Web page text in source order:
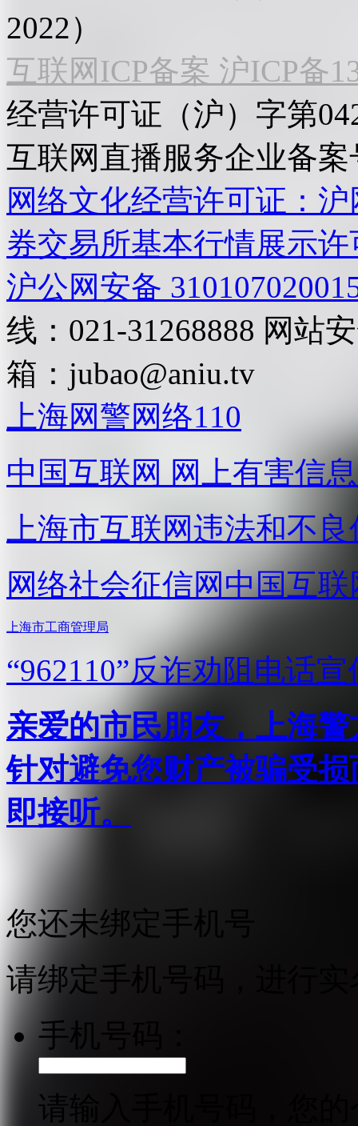
2022）
互联网ICP备案 沪ICP备
经营许可证（沪）字第
互联网直播服务企业备案
网络文化经营许可证：
券交易所基本行情展示许
沪公网安备
线：021-31268888 网站
箱： jubao@aniu.tv
上海网警网络110
中国互联网 网上有害信
上海市互联网违法和不
网络社会征信网 中国互
上海市工商管理局
“962110”反诈劝阻电话宣
亲爱的市民朋友，上海
针对避免您财产被骗受
即接听。
您还未绑定手机号
请绑定手机号码，进行
手机号码：
请输入手机号码，您